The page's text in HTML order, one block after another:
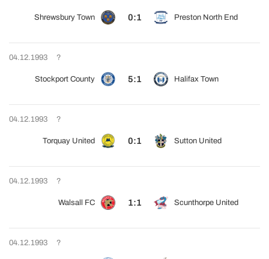
Shrewsbury Town 0:1 Preston North End
04.12.1993 ?
Stockport County 5:1 Halifax Town
04.12.1993 ?
Torquay United 0:1 Sutton United
04.12.1993 ?
Walsall FC 1:1 Scunthorpe United
04.12.1993 ?